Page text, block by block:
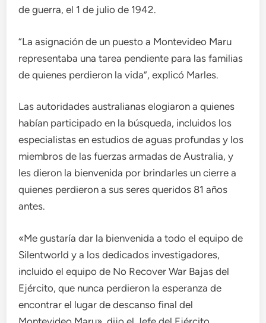
de guerra, el 1 de julio de 1942.
“La asignación de un puesto a Montevideo Maru
representaba una tarea pendiente para las familias
de quienes perdieron la vida”, explicó Marles.
Las autoridades australianas elogiaron a quienes
habían participado en la búsqueda, incluidos los
especialistas en estudios de aguas profundas y los
miembros de las fuerzas armadas de Australia, y
les dieron la bienvenida por brindarles un cierre a
quienes perdieron a sus seres queridos 81 años
antes.
«Me gustaría dar la bienvenida a todo el equipo de
Silentworld y a los dedicados investigadores,
incluido el equipo de No Recover War Bajas del
Ejército, que nunca perdieron la esperanza de
encontrar el lugar de descanso final del